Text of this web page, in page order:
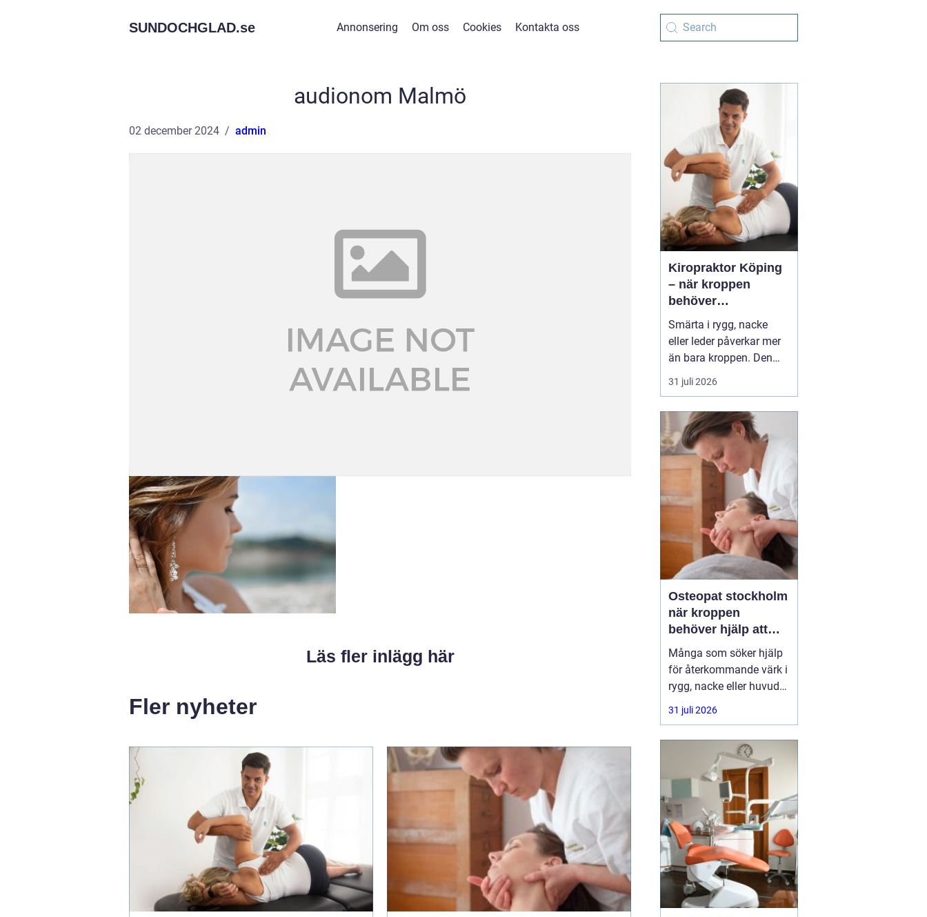
SUNDOCHGLAD.se Annonsering Om oss Cookies Kontakta oss
audionom Malmö
02 december 2024 admin
Läs fler inlägg här
Fler nyheter
Kiropraktor Köping
– när kroppen
behöver
professionell hjälp
Smärta i rygg, nacke
eller leder påverkar mer
än bara kroppen. Den
kan störa sömnen, göra
det svårt att koncentrera
sådant som arbete,
träning och vardagliga
sysslor. M...
31 juli 2026
Osteopat stockholm
när kroppen
behöver hjälp att
hitta balans
Många som söker hjälp
för återkommande värk i
rygg, nacke eller huvud
har redan provat både
träning, vila och
besvären släpper. Där
någonstans uppstår ofta
intresset för osteopati.
31 juli 2026